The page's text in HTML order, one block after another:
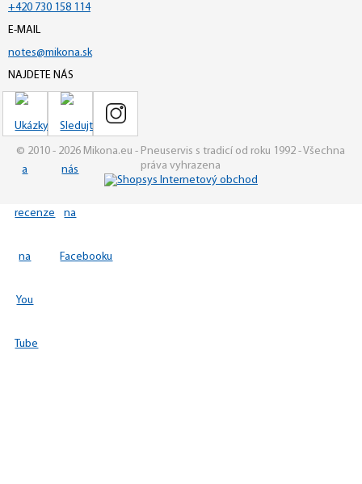
+420 730 158 114
E-MAIL
notes@mikona.sk
NAJDETE NÁS
© 2010 - 2026 Mikona.eu - Pneuservis s tradicí od roku 1992 - Všechna
práva vyhrazena